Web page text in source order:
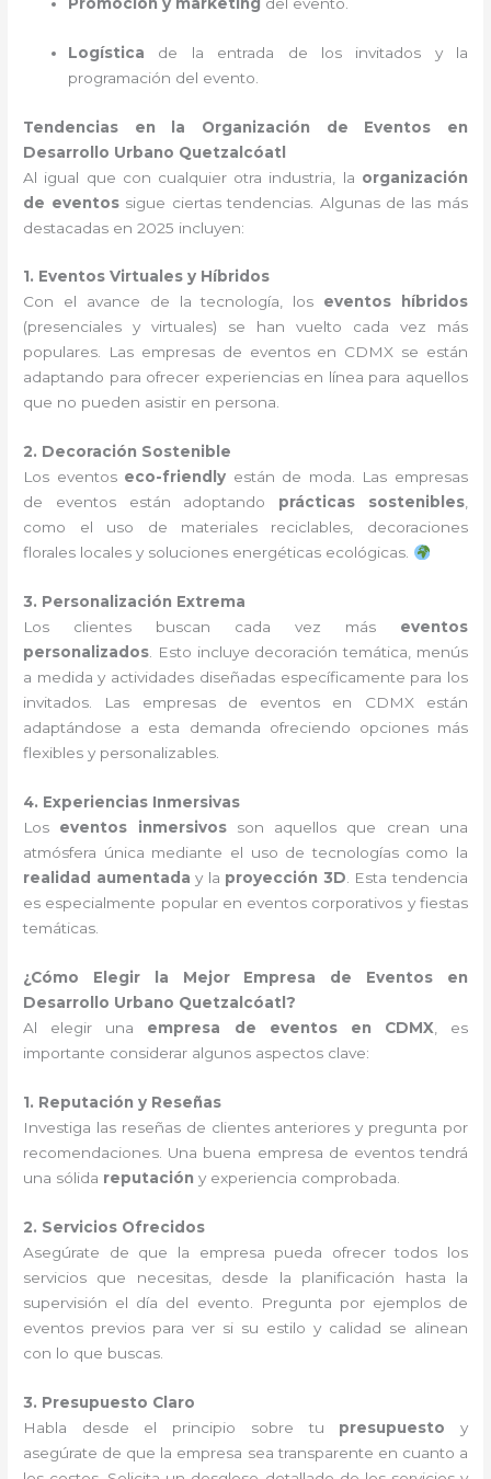
Logística de la entrada de los invitados y la
programación del evento.
Tendencias en la Organización de Eventos en
Desarrollo Urbano Quetzalcóatl
Al igual que con cualquier otra industria, la organización
de eventossigue ciertas tendencias. Algunas de las más
destacadas en 2025 incluyen:
1. Eventos Virtuales y Híbridos
Con el avance de la tecnología, los eventos híbridos
(presenciales y virtuales) se han vuelto cada vez más
populares. Las empresas de eventos en CDMX se están
adaptando para ofrecer experiencias en línea para aquellos
que no pueden asistir en persona.
2. Decoración Sostenible
Los eventos eco-friendly están de moda. Las empresas
de eventos están adoptando prácticas sostenibles,
como el uso de materiales reciclables, decoraciones
florales locales y soluciones energéticas ecológicas.
3. Personalización Extrema
Los clientes buscan cada vez más eventos
personalizados . Esto incluye decoración temática, menús
a medida y actividades diseñadas específicamente para los
invitados. Las empresas de eventos en CDMX están
adaptándose a esta demanda ofreciendo opciones más
flexibles y personalizables.
4. Experiencias Inmersivas
Los eventos inmersivosson aquellos que crean una
atmósfera única mediante el uso de tecnologías como la
realidad aumentada y la proyección 3D . Esta tendencia
es especialmente popular en eventos corporativos y fiestas
temáticas.
¿Cómo Elegir la Mejor Empresa de Eventos en
Desarrollo Urbano Quetzalcóatl?
Al elegir una empresa de eventos en CDMX , es
importante considerar algunos aspectos clave:
1. Reputación y Reseñas
Investiga las reseñas de clientes anteriores y pregunta por
recomendaciones. Una buena empresa de eventos tendrá
una sólida reputación y experiencia comprobada.
2. Servicios Ofrecidos
Asegúrate de que la empresa pueda ofrecer todos los
servicios que necesitas, desde la planificación hasta la
supervisión el día del evento. Pregunta por ejemplos de
eventos previos para ver si su estilo y calidad se alinean
con lo que buscas.
3. Presupuesto Claro
Habla desde el principio sobre tu presupuesto y
asegúrate de que la empresa sea transparente en cuanto a